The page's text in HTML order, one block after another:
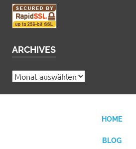
ARCHIVES
Archives
HOME
BLOG